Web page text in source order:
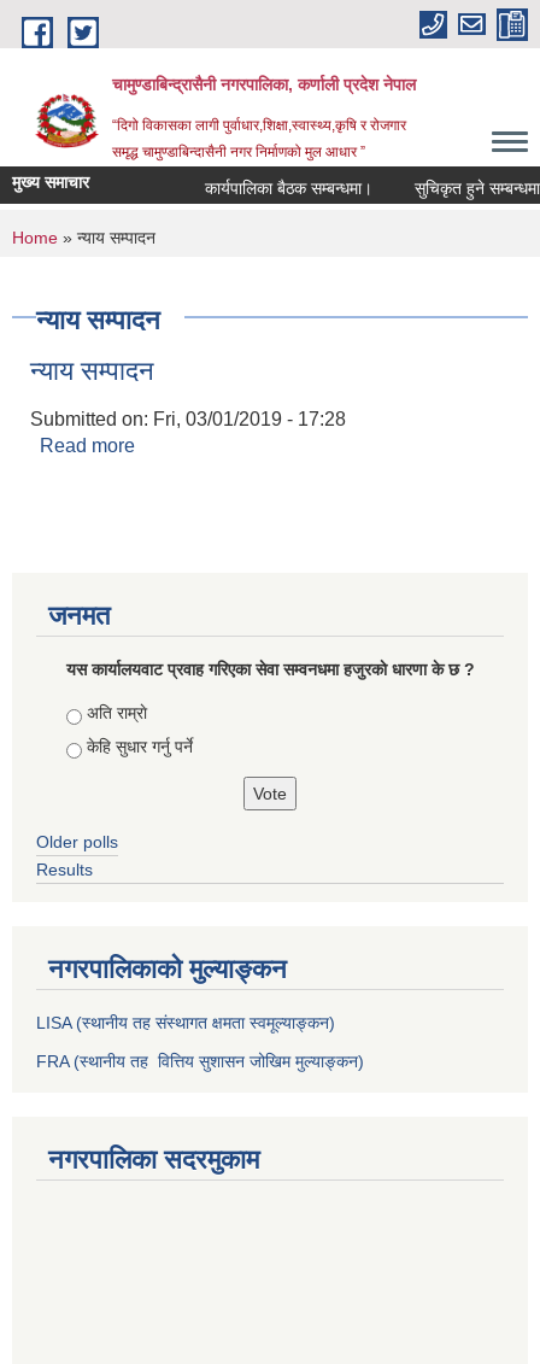
Skip to main content
चामुण्डाबिन्द्रासैनी नगरपालिका, कर्णाली प्रदेश नेपाल
“दिगो विकासका लागी पुर्वाधार,शिक्षा,स्वास्थ्य,कृषि र रोजगार
समृद्ध चामुण्डाबिन्दासैनी नगर निर्माणको मुल आधार ”
मुख्य समाचार कार्यपालिका बैठक सम्बन्धमा। सुचिकृत हुने सम्बन्धमा।
You are here
Home » न्याय सम्पादन
न्याय सम्पादन
न्याय सम्पादन
Submitted on: Fri, 03/01/2019 - 17:28
Read more
जनमत
यस कार्यालयवाट प्रवाह गरिएका सेवा सम्वनधमा हजुरकाे धारणा के छ ?
Choices
अति राम्राे
केहि सुधार गर्नु पर्ने
Older polls
Results
नगरपालिकाको मुल्याङ्कन
LISA (स्थानीय तह संस्थागत क्षमता स्वमूल्याङ्कन)
FRA (स्थानीय तह वित्तिय सुशासन जोखिम मुल्याङ्कन)
नगरपालिका सदरमुकाम